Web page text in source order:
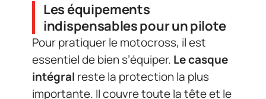
Les équipements
indispensables pour un pilote
Pour pratiquer le motocross, il est
essentiel de bien s’équiper. Lecasque
intégral reste la protection la plus
importante. Il couvre toute la tête et le